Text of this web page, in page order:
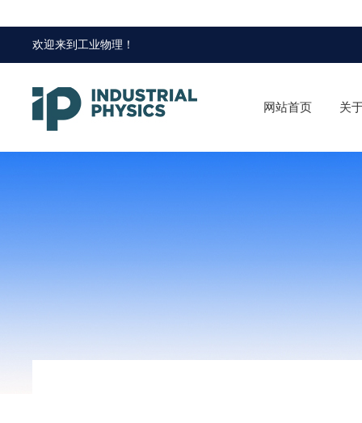
欢迎来到 工业物理 ！
网站首页 关